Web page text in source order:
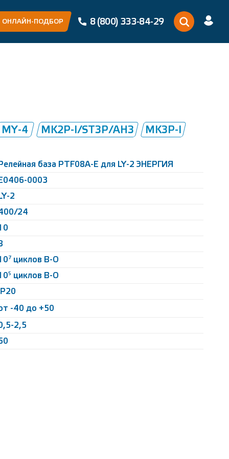
ОНЛАЙН-ПОДБОР 8 (800) 333-84-29
MY-4 MK2P-I/ST3P/AH3 MK3P-I
Релейная база PTF08A-E для LY-2 ЭНЕРГИЯ
Е0406-0003
LY-2
24
7циклов В-О
5 циклов В-О
IP20
-40 до +50
2,5